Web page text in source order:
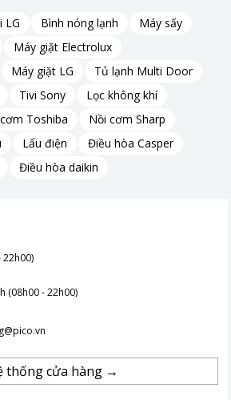
nét
từng điểm nhỏ.
ảnh Crystal 4K có khả năng tối ưu hóa
trải nghiệm thị giác sống động và
rực rỡ
tích hợp nhiều công nghệ tăng
LG Bình nóng lạnh
Máy sấy
Máy giặt Electrolux
Máy giặt LG
Tủ lạnh Multi Door
Tivi Sony
Lọc không khí
Toshiba
Nồi cơm Sharp
Lẩu điện
Điều hòa Casper
Điều hòa daikin
22h00)
(08h00 - 22h00)
thống cửa hàng →